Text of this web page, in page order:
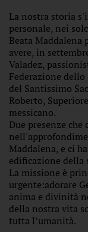
La nostra storia
personale, nei
Beata Maddalena
avere, in
Valadez,
Federazione
del Santissimo
Roberto,
messicano.
Due presenze
Maddalena, e ci
edificazione della
La missione è
urgente:adorare
anima e divinità
della nostra vita
tutta l’umanità.